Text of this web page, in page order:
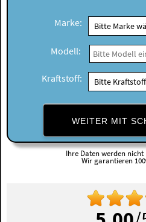
Marke:
Modell:
Kraftstoff:
WEITER MIT
Ihre Daten werden
Wir garantieren